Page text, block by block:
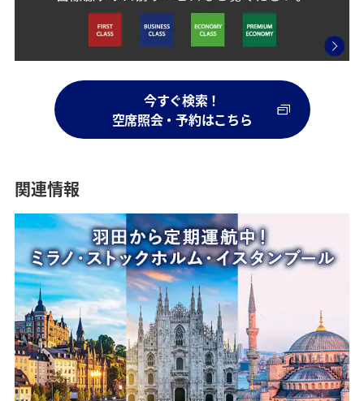
詳細はこちら 詳細はこちら
フランクフルト
ドイツ有数の観光都市
詳細はこちら
食から文化まで様々な魅力があ
る街
詳細はこちら
詳細はこちら 詳細はこちら
クアラルンプール
様々な文化を楽しめる街
詳細はこちら
おしゃれな街並みと緑豊かな自
然が共存する都市
詳細はこちら
詳細はこちら 詳細はこちら
上海（浦東・虹橋）
中国最大の国際都市
詳細はこちら
食から文化まで様々な魅力があ
る街
詳細はこちら
第2ターミナルは国内線から国際線の乗り継ぎが55分と便
国際線の到着ロビーから、国内線の出発ロビーへの乗り継
ぎがスムーズな作りになっています。
詳細は乗り継ぎのある方のお手続きについて
さい。
東京駅から電車で30分、品川駅から約20分と都内からの利
便性が高いです。
今すぐ検索！
空席照会・予約はこちら
関連情報